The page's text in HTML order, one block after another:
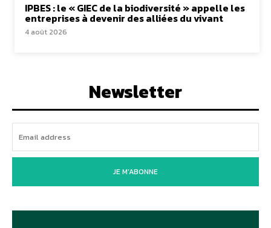
IPBES : le « GIEC de la biodiversité » appelle les
entreprises à devenir des alliées du vivant
4 août 2026
Newsletter
JE M'ABONNE